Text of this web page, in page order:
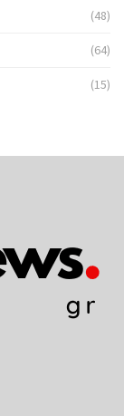
(48)
(64)
(15)